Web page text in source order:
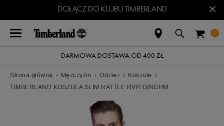
DOŁĄCZ DO KLUBU TIMBERLAND ×
DARMOWA DOSTAWA OD 400 ZŁ
Strona główna › Mężczyźni › Odzież › Koszule ›
TIMBERLAND KOSZULA SLIM RATTLE RVR GINGHM